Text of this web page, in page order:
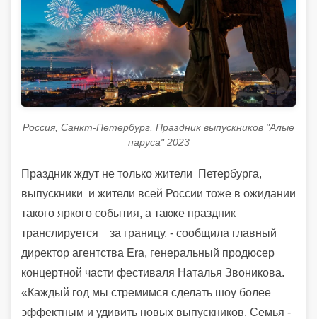
Россия, Санкт-Петербург. Праздник выпускников "Алые
паруса" 2023
Праздник ждут не только жители
Петербурга,
выпускники и жители всей России тоже в ожидании
такого яркого события, а также праздник
транслируется
за границу, - сообщила главный
директор агентства Era, генеральный продюсер
концертной части фестиваля Наталья Звоникова.
«Каждый год мы стремимся сделать шоу более
эффектным и удивить новых выпускников. Семья -